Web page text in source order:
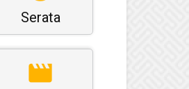
Serata